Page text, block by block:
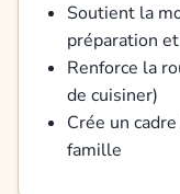
Soutient la
préparation
Renforce la
de cuisiner)
Crée un
famille